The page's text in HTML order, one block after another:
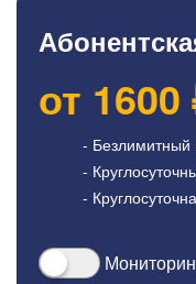
от 1600
- Безлимитный
-
-